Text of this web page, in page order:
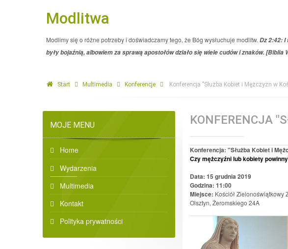
Modlitwa
Modlimy się o różne potrzeby i doświadczamy tego, że Bóg wysłuchuje modlitw. Dz 2:42: I
były bojaźnią, albowiem za sprawą apostołów działo się wiele cudów i znaków. [Biblia
Start Multimedia Konferencje Konferencja "Służba Kobiet i Mężczyzn w
MOJE MENU
Home
Wydarzenia
Multimedia
Kontakt
Polityka prywatności
KONFERENCJA
Konferencja: "Służba Kobiet i
Czy mężczyźni lub kobiety
Data: 15 grudnia 2019
Godzina: 11:00
Miejsce: Kościół Zielonoświątkowy
Olsztyn, Żeromskiego 24A